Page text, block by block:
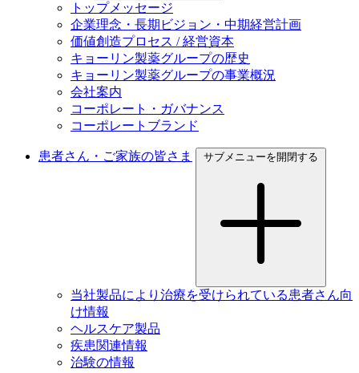
トップメッセージ
企業理念・長期ビジョン・中期経営計画
価値創造プロセス / 経営資本
キョーリン製薬グループの歴史
キョーリン製薬グループの事業概況
会社案内
コーポレート・ガバナンス
コーポレートブランド
患者さん・ご家族の皆さま サブメニューを開閉する
当社製品により治療を受けられている患者さん向
け情報
ヘルスケア製品
疾患関連情報
治験の情報